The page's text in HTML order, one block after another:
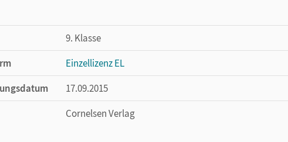
9. Klasse
Einzellizenz EL
17.09.2015
Cornelsen Verlag